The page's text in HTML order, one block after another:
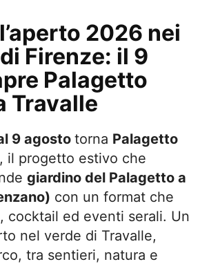
2026 nei
Firenze: il 9
Palagetto
Travalle
9 agosto torna Palagetto
, il progetto estivo che
giardino del Palagetto a
con un format che
cocktail ed eventi serali. Un
nel verde di Travalle,
tra sentieri, natura e